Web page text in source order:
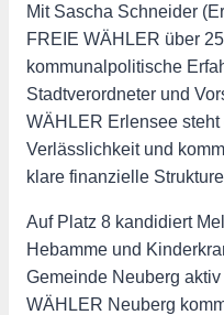
Mit Sascha Schneider
FREIE WÄHLER über
kommunalpolitische
Stadtverordneter und
WÄHLER Erlensee steht
Verlässlichkeit und
klare finanzielle
Auf Platz 8 kandidiert
Hebamme und
Gemeinde Neuberg
WÄHLER Neuberg